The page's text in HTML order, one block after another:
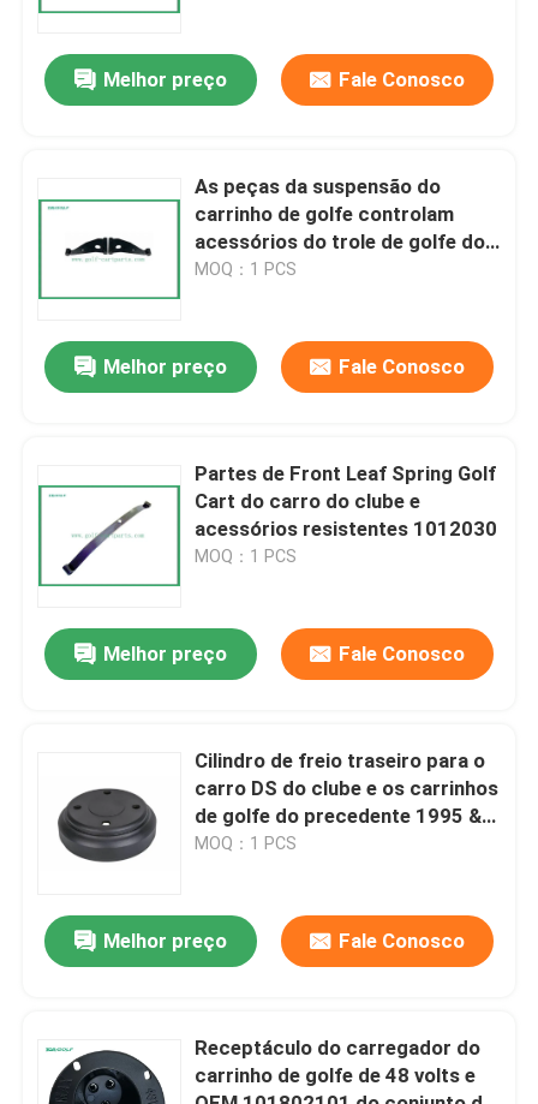
Produtos
Sobre nós
Excursão da fábrica
Contato E.U.
Notícia
Espelhos do lado do carrinho de golfe
Painel do carrinho de golfe
Melhor preço Fale Conosco
As peças da suspensão do
carrinho de golfe controlam
acessórios do trole de golfe do
braço 103388501
MOQ：1 PCS
Melhor preço Fale Conosco
Partes de Front Leaf Spring Golf
Cart do carro do clube e
acessórios resistentes 1012030
MOQ：1 PCS
Melhor preço Fale Conosco
Cilindro de freio traseiro para o
carro DS do clube e os carrinhos
de golfe do precedente 1995 &
acima
MOQ：1 PCS
Melhor preço Fale Conosco
Receptáculo do carregador do
carrinho de golfe de 48 volts e